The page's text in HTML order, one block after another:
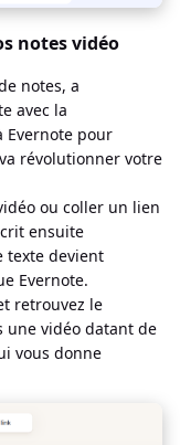
notes vidéo
notes, a
avec la
Evernote pour
révolutionner votre
ou coller un lien
ensuite
texte devient
Evernote.
retrouvez le
une vidéo datant de
vous donne